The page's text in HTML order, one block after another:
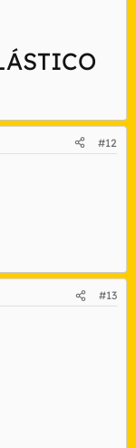
#12
#13